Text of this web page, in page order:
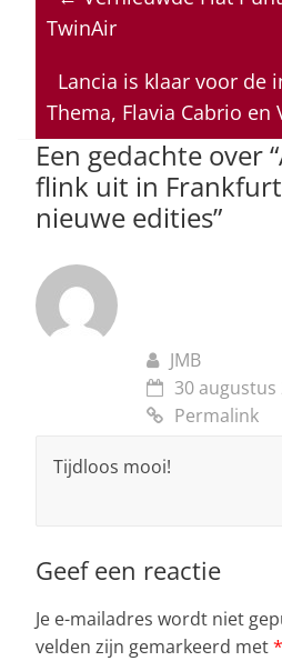
s
p
p
e
o
o
k
e
n
a
s
TwinAir
Lancia is klaar voor de
Thema, Flavia Cabrio en
Een gedachte over “
flink uit in
nieuwe edities”
JMB
30 augustus
Permalink
Tijdloos mooi!
Geef een reactie
Je e-mailadres wordt niet
velden zijn gemarkeerd met*